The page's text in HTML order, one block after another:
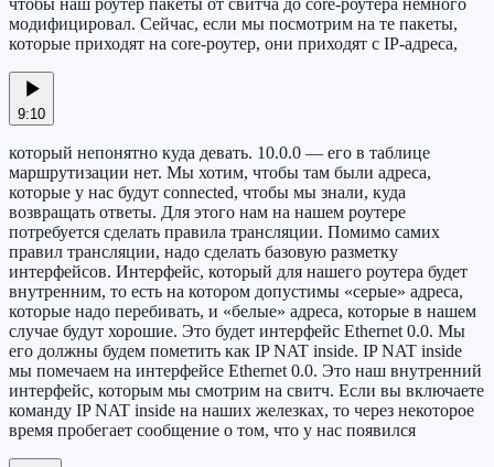
чтобы наш роутер пакеты от свитча до core-роутера немного
модифицировал. Сейчас, если мы посмотрим на те пакеты,
которые приходят на core-роутер, они приходят с IP-адреса,
9:10
который непонятно куда девать. 10.0.0 — его в таблице
маршрутизации нет. Мы хотим, чтобы там были адреса,
которые у нас будут connected, чтобы мы знали, куда
возвращать ответы. Для этого нам на нашем роутере
потребуется сделать правила трансляции. Помимо самих
правил трансляции, надо сделать базовую разметку
интерфейсов. Интерфейс, который для нашего роутера будет
внутренним, то есть на котором допустимы «серые» адреса,
которые надо перебивать, и «белые» адреса, которые в нашем
случае будут хорошие. Это будет интерфейс Ethernet 0.0. Мы
его должны будем пометить как IP NAT inside. IP NAT inside
мы помечаем на интерфейсе Ethernet 0.0. Это наш внутренний
интерфейс, которым мы смотрим на свитч. Если вы включаете
команду IP NAT inside на наших железках, то через некоторое
время пробегает сообщение о том, что у нас появился